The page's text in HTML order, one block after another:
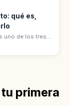
qué es,
uno de los tres
y
Eisai,
primera